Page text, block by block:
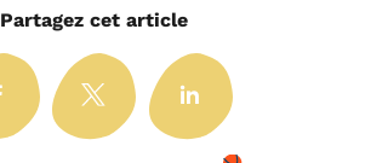
Partagez cet article